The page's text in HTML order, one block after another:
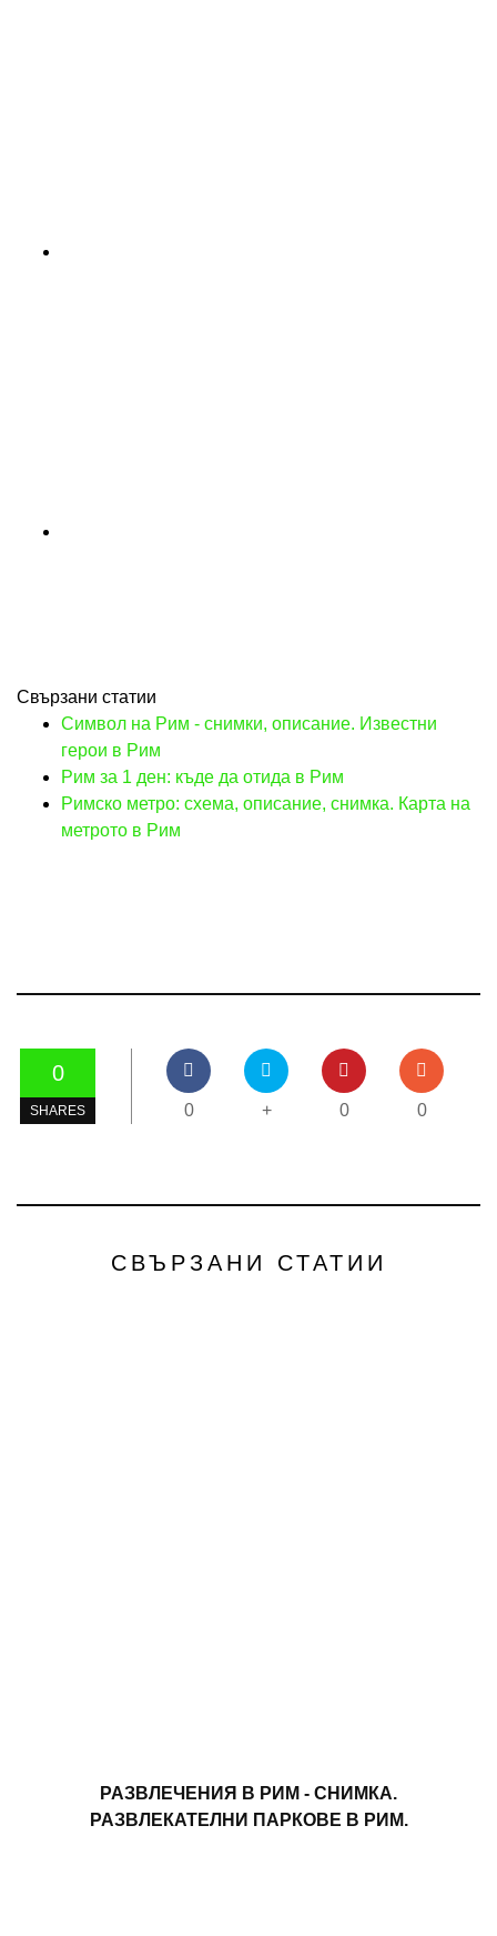
Свързани статии
Символ на Рим - снимки, описание. Известни
герои в Рим
Рим за 1 ден: къде да отида в Рим
Римско метро: схема, описание, снимка. Карта на
метрото в Рим
0
SHARES 0 + 0 0
СВЪРЗАНИ СТАТИИ
РАЗВЛЕЧЕНИЯ В РИМ - СНИМКА.
РАЗВЛЕКАТЕЛНИ ПАРКОВЕ В РИМ.